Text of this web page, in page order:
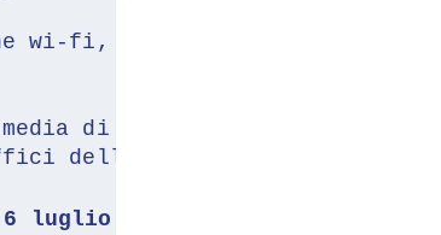
wi-fi,
di settore,
della rete estera
luglio 2022.